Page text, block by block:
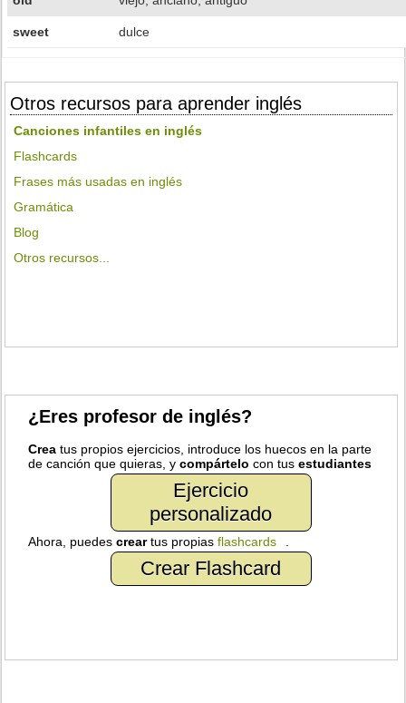
sweet dulce
Otros recursos para aprender inglés
Canciones infantiles en inglés
Flashcards
Frases más usadas en inglés
Gramática
Blog
Otros recursos...
¿Eres profesor de inglés?
Crea tus propios ejercicios, introduce los huecos en la parte
de canción que quieras, ycompártelo con tusestudiantes
Ejercicio
personalizado
Ahora, puedescreartus propiasflashcards
Crear Flashcard